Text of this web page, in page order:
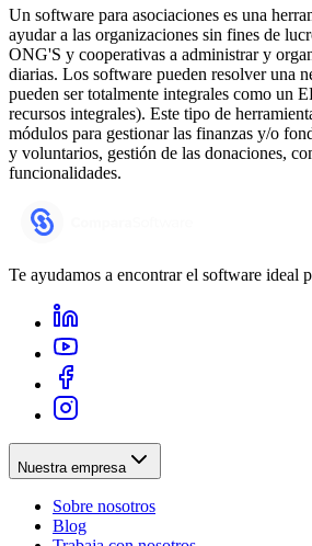
Un software para asociaciones es una
ayudar a las organizaciones sin fines de
ONG'S y cooperativas a administrar y
diarias. Los software pueden resolver una
pueden ser totalmente integrales como un
recursos integrales). Este tipo de
módulos para gestionar las finanzas y/o
y voluntarios, gestión de las donaciones,
funcionalidades.
Te ayudamos a encontrar el software ideal
Nuestra empresa
Sobre nosotros
Blog